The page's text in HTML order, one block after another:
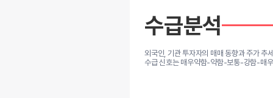
수급분석
외국인, 기관 투자자의 매매 동향과 주가 추
수급 신호는 매우약함-약함-보통-강함-매